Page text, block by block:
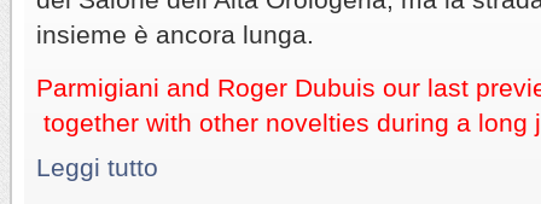
insieme è ancora lunga.
Parmigiani and Roger Dubuis our last
together with other novelties during a long
Leggi tutto